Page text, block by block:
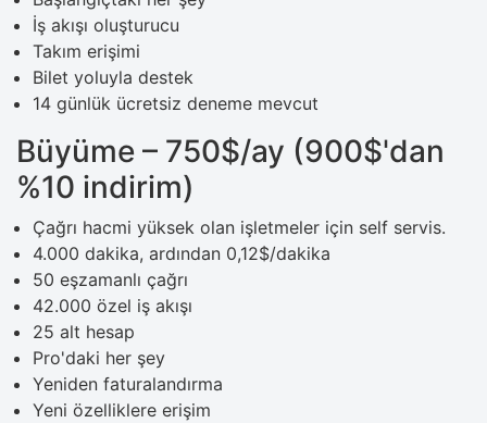
İş akışı oluşturucu
Takım erişimi
Bilet yoluyla destek
14 günlük ücretsiz deneme mevcut
Büyüme – 750$/ay (900$'dan
%10 indirim)
Çağrı hacmi yüksek olan işletmeler için self servis.
4.000 dakika, ardından 0,12$/dakika
50 eşzamanlı çağrı
42.000 özel iş akışı
25 alt hesap
Pro'daki her şey
Yeniden faturalandırma
Yeni özelliklere erişim